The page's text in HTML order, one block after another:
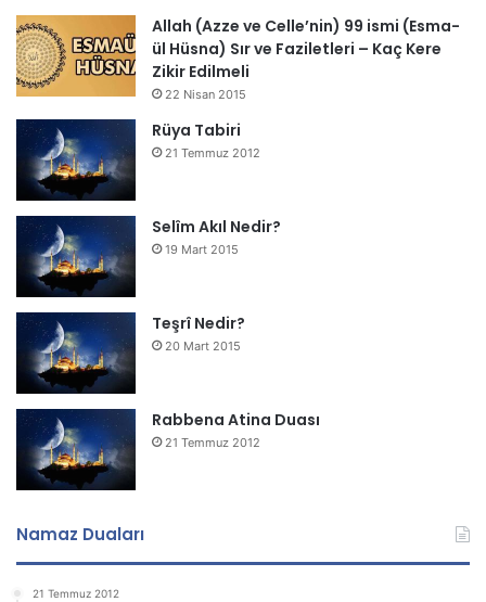
Allah (Azze ve Celle’nin) 99 ismi (Esma-
ül Hüsna) Sır ve Faziletleri – Kaç Kere
Zikir Edilmeli
22 Nisan 2015
Rüya Tabiri
21 Temmuz 2012
Selîm Akıl Nedir?
19 Mart 2015
Teşrî Nedir?
20 Mart 2015
Rabbena Atina Duası
21 Temmuz 2012
Namaz Duaları
21 Temmuz 2012